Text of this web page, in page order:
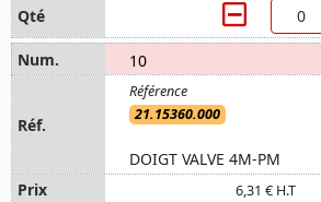
10
21.15360.000
DOIGT VALVE 4M-PM
6,31 € H.T